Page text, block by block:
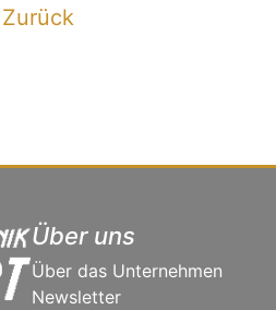
Zurück
Über uns
Über das Unternehmen
Newsletter